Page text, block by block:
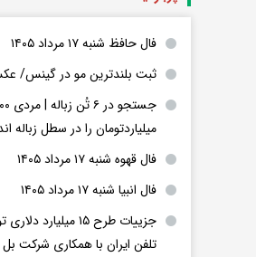
فال حافظ شنبه ۱۷ مرداد ۱۴۰۵
ثبت بلندترین مو در گینس/
جستجو در ۶
میلیاردتومان را در سطل زباله
فال قهوه شنبه ۱۷ مرداد ۱۴۰۵
فال انبیا شنبه ۱۷ مرداد ۱۴۰۵
جزییات طرح ۱۵ میلیارد
تلفن ایران با همکاری شرکت بل